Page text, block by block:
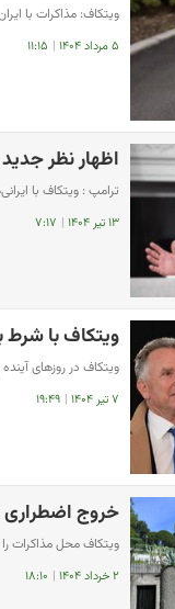
ویتکاف: مذاکرات با
۵ مرداد ۱۴۰۴ | ۱۱:۱۵
اظهار نظر جدید
ترامپ : ویتکاف با
۱۳ تیر ۱۴۰۴ | ۷:۱۷
ویتکاف با شرط
ویتکاف در روزهای
۷ تیر ۱۴۰۴ | ۱۹:۴۹
خروج اضطراری
ویتکاف محل مذاکرات
۲ خرداد ۱۴۰۴ | ۱۸:۱۰